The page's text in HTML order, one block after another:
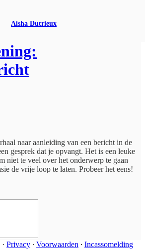
Aisha Dutrieux
naar aanleiding van een bericht in de
gesprek dat je opvangt. Het is een leuke
niet te veel over het onderwerp te gaan
de vrije loop te laten. Probeer het eens!
· Privacy ∙ Voorwaarden ∙ Incassomelding